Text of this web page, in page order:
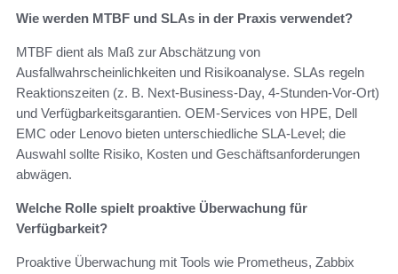
Wie werden MTBF und SLAs in der Praxis verwendet?
MTBF dient als Maß zur Abschätzung von
Ausfallwahrscheinlichkeiten und Risikoanalyse. SLAs regeln
Reaktionszeiten (z. B. Next-Business-Day, 4-Stunden-Vor-Ort)
und Verfügbarkeitsgarantien. OEM-Services von HPE, Dell
EMC oder Lenovo bieten unterschiedliche SLA-Level; die
Auswahl sollte Risiko, Kosten und Geschäftsanforderungen
abwägen.
Welche Rolle spielt proaktive Überwachung für
Verfügbarkeit?
Proaktive Überwachung mit Tools wie Prometheus, Zabbix